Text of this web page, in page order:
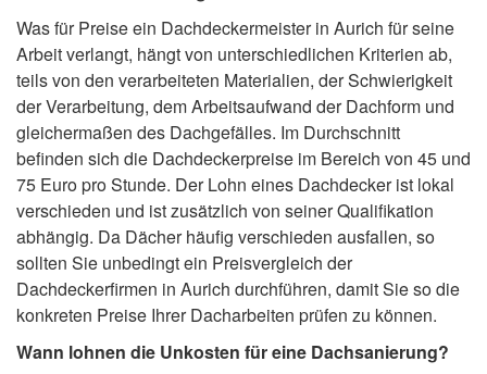
Was für Preise ein Dachdeckermeister in Aurich für seine
Arbeit verlangt, hängt von unterschiedlichen Kriterien ab,
teils von den verarbeiteten Materialien, der Schwierigkeit
der Verarbeitung, dem Arbeitsaufwand der Dachform und
gleichermaßen des Dachgefälles. Im Durchschnitt
befinden sich die Dachdeckerpreise im Bereich von 45 und
75 Euro pro Stunde. Der Lohn eines Dachdecker ist lokal
verschieden und ist zusätzlich von seiner Qualifikation
abhängig. Da Dächer häufig verschieden ausfallen, so
sollten Sie unbedingt ein Preisvergleich der
Dachdeckerfirmen in Aurich durchführen, damit Sie so die
konkreten Preise Ihrer Dacharbeiten prüfen zu können.
Wann lohnen die Unkosten für eine Dachsanierung?